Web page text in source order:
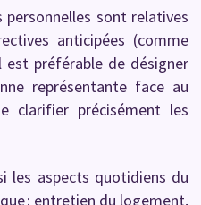
personnelles sont relatives
anticipées (comme
est préférable de désigner
représentante face au
clarifier précisément les
les aspects quotidiens du
: entretien du logement,